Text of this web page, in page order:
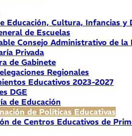
Educación, Cultura, Infancias y
de Escuelas
Consejo Administrativo de la
Privada
de Gabinete
Regionales
Educativos 2023-2027
DGE
de Educación
de Políticas Educativas
de Centros Educativos de